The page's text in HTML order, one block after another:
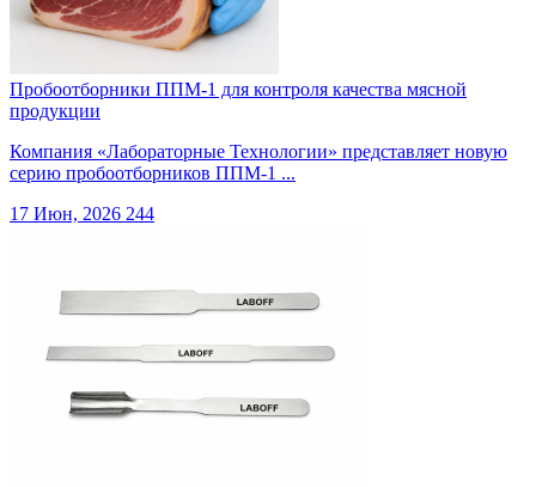
Пробоотборники ППМ-1 для контроля качества мясной
продукции
Компания «Лабораторные Технологии» представляет новую
серию пробоотборников ППМ-1 ...
17 Июн, 2026 244